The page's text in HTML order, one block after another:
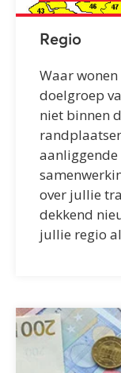
Regio
Waar
doelgroep
niet binnen
over jullie
dekkend
jullie regio